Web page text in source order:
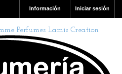
Iniciar sesión
Información
Perfumes Lamis Creation